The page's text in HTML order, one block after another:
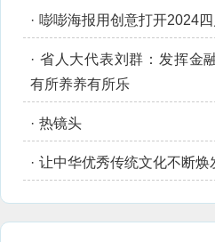
· 嘭嘭海报用创意打开2024四
· 省人大代表刘群：发挥金
有所养养有所乐
· 热镜头
· 让中华优秀传统文化不断焕